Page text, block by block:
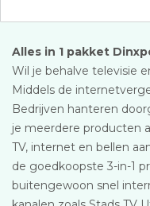
Alles in 1 pakket
Wil je behalve televisie
Middels de
Bedrijven hanteren
je meerdere producten
TV, internet en bellen
de goedkoopste 3-in-1
buitengewoon snel